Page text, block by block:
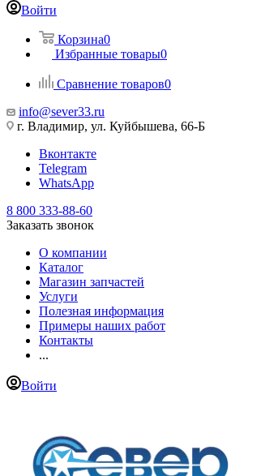
Войти
Корзина0
Избранные товары0
Сравнение товаров0
info@sever33.ru
г. Владимир, ул. Куйбышева, 66-Б
Вконтакте
Telegram
WhatsApp
8 800 333-88-60
Заказать звонок
О компании
Каталог
Магазин запчастей
Услуги
Полезная информация
Примеры наших работ
Контакты
...
Войти